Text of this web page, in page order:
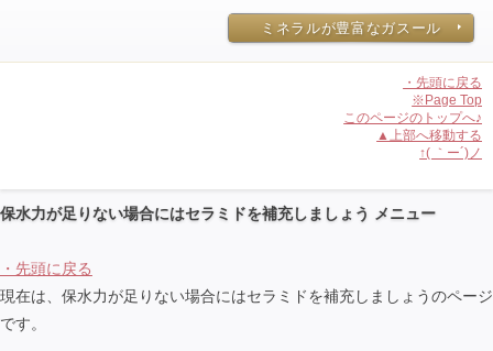
ミネラルが豊富なガスール
・先頭に戻る
※Page Top
このページのトップへ♪
▲上部へ移動する
↑( ｀ー´)ノ
保水力が足りない場合にはセラミドを補充しましょう メニュー
・先頭に戻る
現在は、保水力が足りない場合にはセラミドを補充しましょうのページ
です。